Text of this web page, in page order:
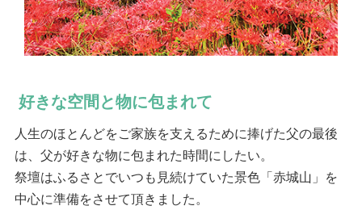
好きな空間と物に包まれて
人生のほとんどをご家族を支えるために捧げた父の最後
は、父が好きな物に包まれた時間にしたい。
祭壇はふるさとでいつも見続けていた景色「赤城山」を
中心に準備をさせて頂きました。